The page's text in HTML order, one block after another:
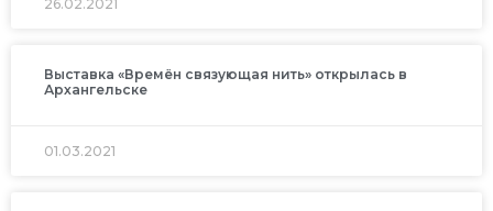
26.02.2021
Выставка «Времён связующая нить» открылась в
Архангельске
01.03.2021